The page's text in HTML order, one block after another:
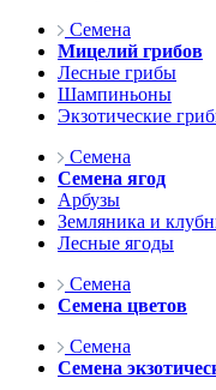
Семена
Мицелий грибов
Лесные грибы
Шампиньоны
Экзотические
Семена
Семена ягод
Арбузы
Земляника и
Лесные ягоды
Семена
Семена цветов
Семена
Семена